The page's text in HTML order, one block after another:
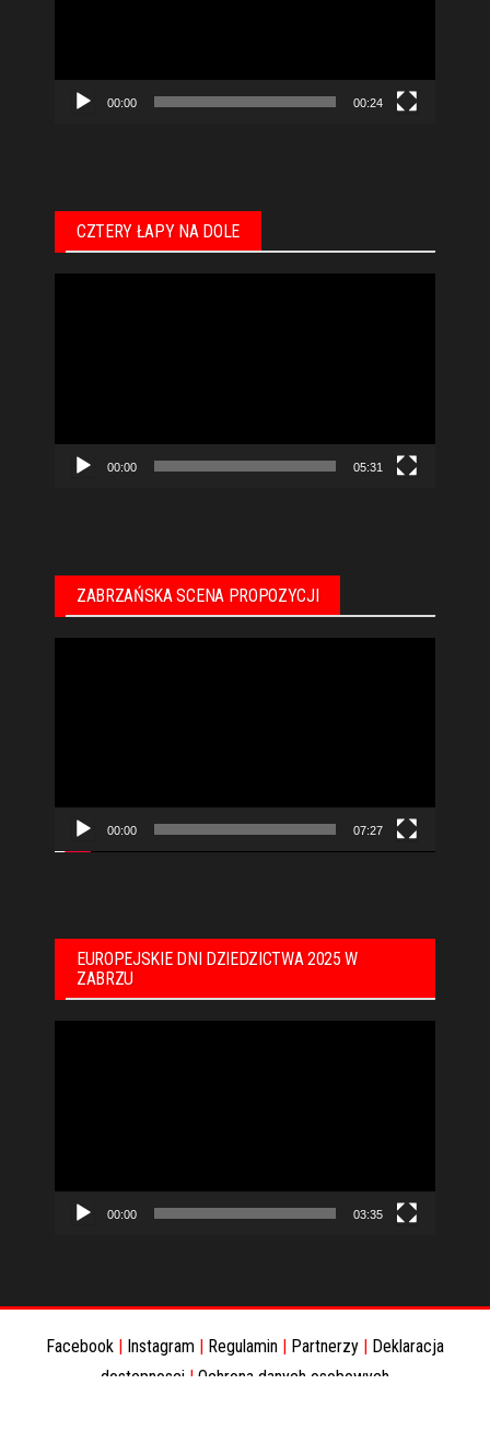
00:00 00:24
CZTERY ŁAPY NA DOLE
00:00 05:31
ZABRZAŃSKA SCENA PROPOZYCJI
00:00 07:27
EUROPEJSKIE DNI DZIEDZICTWA 2025 W
ZABRZU
00:00 03:35
Facebook Instagram Regulamin Partnerzy
Deklaracja
dostepnosci | Ochrona danych osobowych